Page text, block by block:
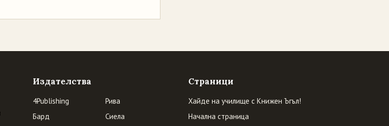
Издателства
4Publishing
Бард
Рива
Сиела
Страници
Хайде на училище с Книжен Ъгъл!
Начална страница